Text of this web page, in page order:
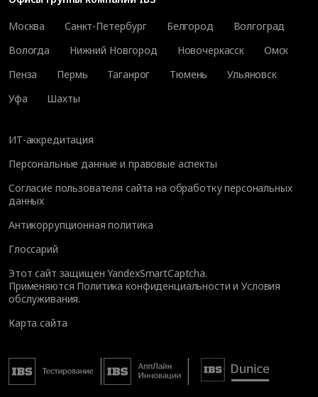
Москва
Санкт-Петербург Белгород
Волгоград
Вологда
Нижний Новгород Новочеркасск
Омск
Пенза
Пермь Таганрог Тюмень
Ульяновск
Уфа
Шахты
ИТ-аккредитация
Персональные данные и правовые аспекты
Согласие пользователя сайта на обработку персональных
данных
Антикоррупционная политика
Глоссарий
Этот сайт защищен YandexSmartCaptcha.
Применяются Политика конфиденциальности иУсловия
обслуживания.
Карта сайта